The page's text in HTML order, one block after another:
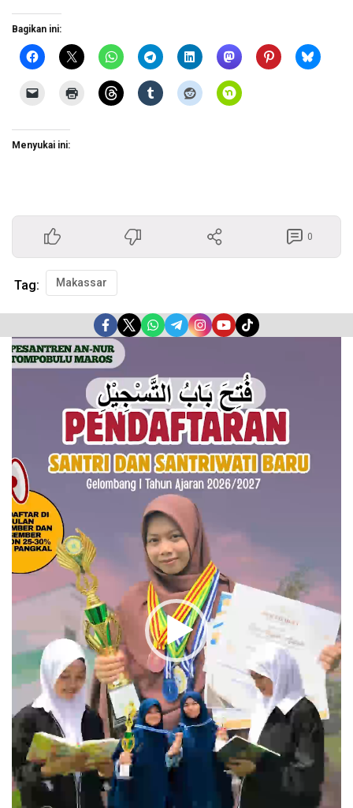
Bagikan ini:
Menyukai ini:
0
Tag: Makassar
Pemutar
Video